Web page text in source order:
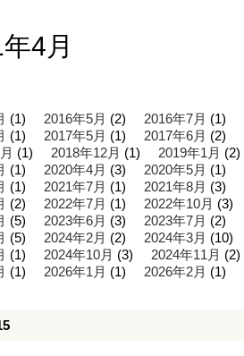
4月
(1) 2016年5月 (2) 2016年7月 (1)
(1) 2017年5月 (1) 2017年6月 (2)
(1) 2018年12月 (1) 2019年1月 (2)
(1) 2020年4月 (3) 2020年5月 (1)
(1) 2021年7月 (1) 2021年8月 (3)
(2) 2022年7月 (1) 2022年10月 (3)
(5) 2023年6月 (3) 2023年7月 (2)
(5) 2024年2月 (2) 2024年3月 (10)
(1) 2024年10月 (3) 2024年11月 (2)
(1) 2026年1月 (1) 2026年2月 (1)